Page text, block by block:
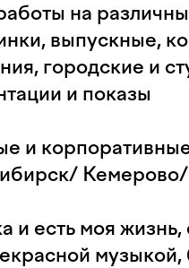
на
выпускные,
городские и
и показы
и
и есть моя